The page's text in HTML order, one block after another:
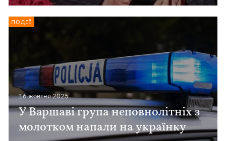
16 жовтня 2025
У Варшаві група неповнолітніх з
молотком напали на українку
ПОДІЇ